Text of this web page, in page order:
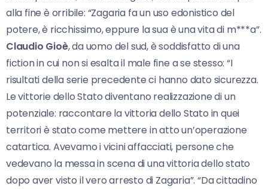
alla fine è orribile: “Zagaria fa un uso edonistico del
potere, è ricchissimo, eppure la sua è una vita di m***a”.
Claudio Gioè, da uomo del sud, è soddisfatto di una
fiction in cui non si esalta il male fine a se stesso: “I
risultati della serie precedente ci hanno dato sicurezza.
Le vittorie dello Stato diventano realizzazione di un
potenziale: raccontare la vittoria dello Stato in quei
territori è stato come mettere in atto un’operazione
catartica. Avevamo i vicini affacciati, persone che
vedevano la messa in scena di una vittoria dello stato
dopo aver visto il vero arresto di Zagaria”. “Da cittadino